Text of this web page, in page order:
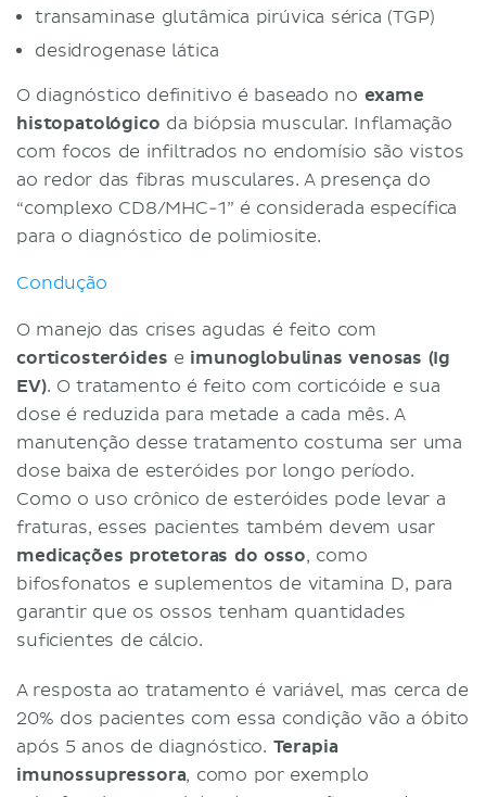
transaminase glutâmica pirúvica sérica (TGP)
desidrogenase lática
O diagnóstico definitivo é baseado no exame
histopatológico da biópsia muscular. Inflamação
com focos de infiltrados no endomísio são vistos
ao redor das fibras musculares. A presença do
“complexo CD8/MHC-1” é considerada específica
para o diagnóstico de polimiosite.
Condução
O manejo das crises agudas é feito com
corticosteróides e imunoglobulinas venosas (Ig
EV). O tratamento é feito com corticóide e sua
dose é reduzida para metade a cada mês. A
manutenção desse tratamento costuma ser uma
dose baixa de esteróides por longo período.
Como o uso crônico de esteróides pode levar a
fraturas, esses pacientes também devem usar
medicações protetoras do osso, como
bifosfonatos e suplementos de vitamina D, para
garantir que os ossos tenham quantidades
suficientes de cálcio.
A resposta ao tratamento é variável, mas cerca de
20% dos pacientes com essa condição vão a óbito
após 5 anos de diagnóstico. Terapia
imunossupressora, como por exemplo